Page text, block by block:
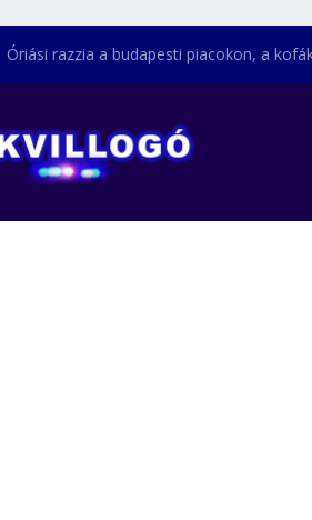
Óriási razzia a budapesti piacokon, a